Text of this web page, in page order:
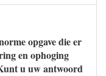
opgave die er
en ophoging
u uw antwoord